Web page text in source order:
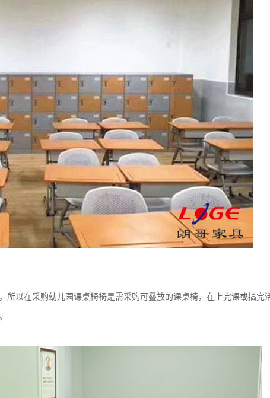
所以在采购幼儿园课桌椅椅是需采购可叠放的课桌椅，在上完课或搞完